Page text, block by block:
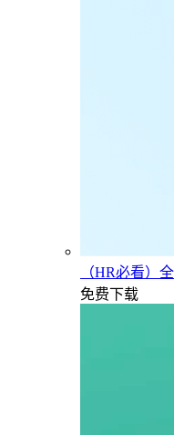
（HR必看）
免费下载